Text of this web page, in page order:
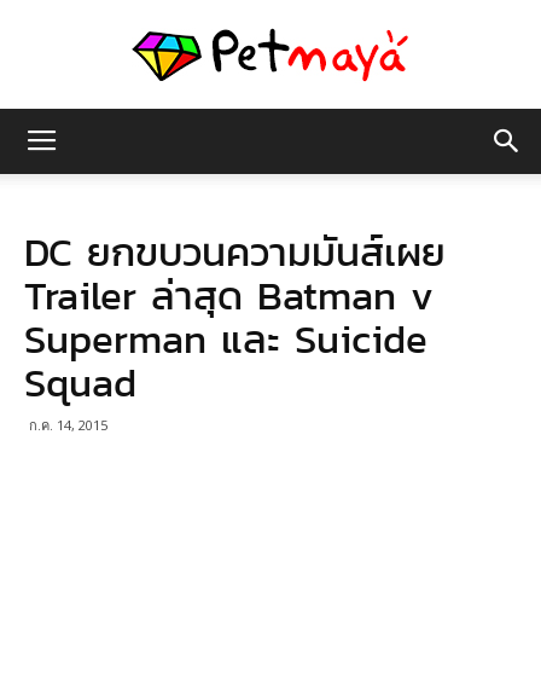
มายา
DC ยกขบวนความมันส์เผย
Trailer ล่าสุด Batman v
Superman และ Suicide
Squad
ก.ค. 14, 2015